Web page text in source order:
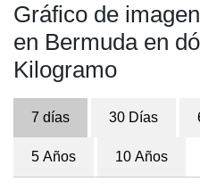
Gráfico de
en Bermuda en
Kilogramo
7 días 30 Días
5 Años 10 Años